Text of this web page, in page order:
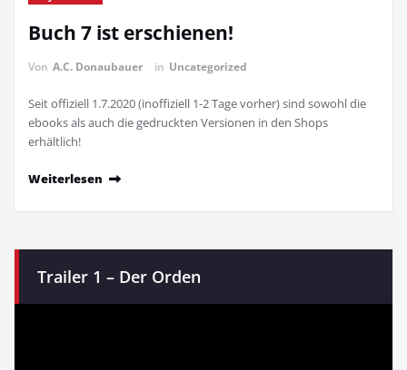
Buch 7 ist erschienen!
Von A.C. Donaubauer in Uncategorized
Seit offiziell 1.7.2020 (inoffiziell 1-2 Tage vorher) sind sowohl die
ebooks als auch die gedruckten Versionen in den Shops
erhältlich!
Weiterlesen
Trailer 1 – Der Orden